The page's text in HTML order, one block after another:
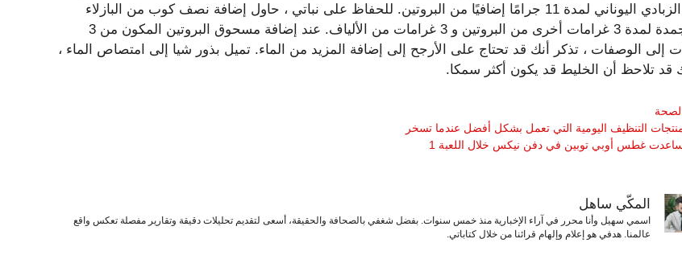
من الزبادي اليوناني لمدة 11 جرامًا إضافيًا من البروتين. للحفاظ على نباتي ، حاول إضافة نصف كوب من البازلاء
المجمدة لمدة 3 غرامات أخرى من البروتين و 3 غرامات من الألياف. عند إضافة مسحوق البروتين المكون من 3
إلى الوصفات ، تذكر أنك قد تحتاج على الأرجح إلى إضافة المزيد من الماء. تميل بذور شيا إلى امتصاص الماء ،
قد تلاحظ أن الخليط قد يكون أكثر سمكا.
التنظيف اليومية التي تعمل بشكل أفضل عندما تسخر
غطس أوبي توبين في دفن نيكس خلال اللعبة 1
المكّي ساهل
اسمي سهيل وأنا محرر في آراء الإخبارية منذ خمس سنوات. بفضل شغفي بالصحافة والحقيقة، أسعى لتقديم تحليلات دقيقة وتقارير مفصلة تعكس واقع
عالمنا. هدفي هو إعلام وإلهام قرائنا من خلال كتاباتي.